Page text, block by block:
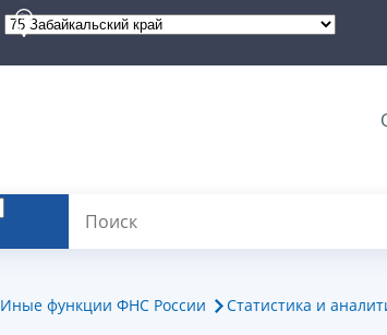
Иные функции ФНС России Статистика и